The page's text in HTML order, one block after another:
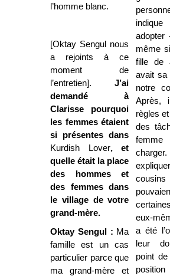
l’homme blanc.
[Oktay Sengul nous
a rejoints à ce
moment de
l’entretien].J’ai
demandé à
Clarisse pourquoi
les femmes étaient
si présentes dans
Kurdish Lover, et
quelle était la place
des hommes et
des femmes dans
le village de votre
grand-mère.
Oktay Sengul : Ma
famille est un cas
particulier parce que
ma grand-mère et
indique
adopter
même
fille de
avait sa
notre
Après,
règles
des
eux-
a été
leur
point